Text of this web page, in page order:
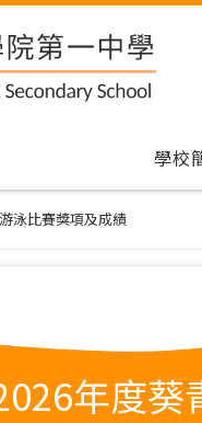
學校
泳比賽獎項及成績
年度葵